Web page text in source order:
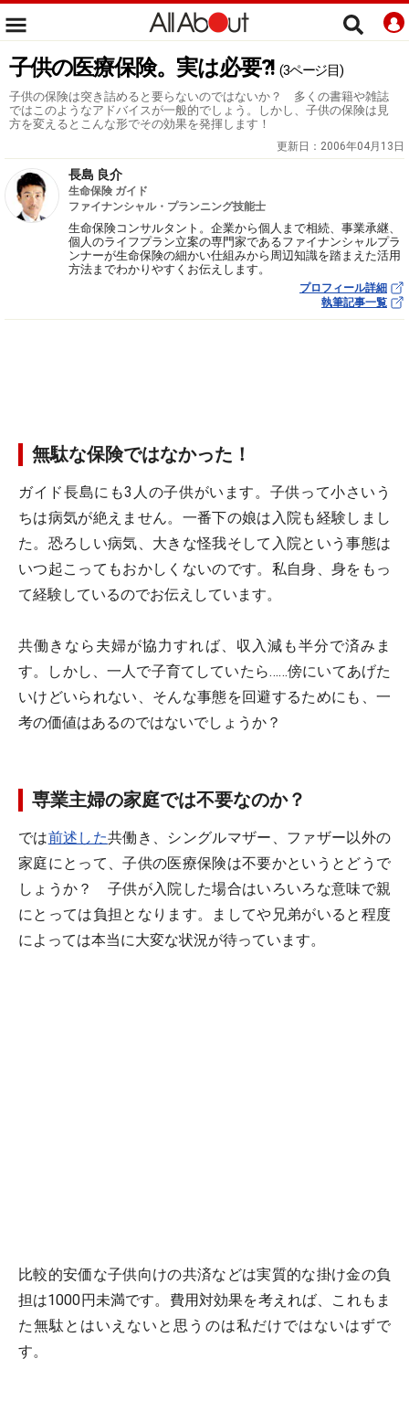
子供の医療保険。実は必要?! (3ページ目)
子供の保険は突き詰めると要らないのではないか？ 多くの書籍や雑誌
ではこのようなアドバイスが一般的でしょう。しかし、子供の保険は見
方を変えるとこんな形でその効果を発揮します！
更新日： 2006年04月13日
長島 良介
生命保険 ガイド
ファイナンシャル・プランニング技能士
生命保険コンサルタント。企業から個人まで相続、事業承継、
個人のライフプラン立案の専門家であるファイナンシャルプラ
ンナーが生命保険の細かい仕組みから周辺知識を踏まえた活用
方法までわかりやすくお伝えします。
プロフィール詳細
執筆記事一覧
無駄な保険ではなかった！
ガイド長島にも3人の子供がいます。子供って小さいう
ちは病気が絶えません。一番下の娘は入院も経験しまし
た。恐ろしい病気、大きな怪我そして入院という事態は
いつ起こってもおかしくないのです。私自身、身をもっ
て経験しているのでお伝えしています。
共働きなら夫婦が協力すれば、収入減も半分で済みま
す。しかし、一人で子育てしていたら……傍にいてあげた
いけどいられない、そんな事態を回避するためにも、一
考の価値はあるのではないでしょうか？
専業主婦の家庭では不要なのか？
では前述した共働き、シングルマザー、ファザー以外の
家庭にとって、子供の医療保険は不要かというとどうで
しょうか？ 子供が入院した場合はいろいろな意味で親
にとっては負担となります。ましてや兄弟がいると程度
によっては本当に大変な状況が待っています。
比較的安価な子供向けの共済などは実質的な掛け金の負
担は1000円未満です。費用対効果を考えれば、これもま
た無駄とはいえないと思うのは私だけではないはずで
す。